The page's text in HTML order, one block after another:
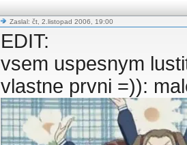
Zaslal: čt, 2.listopad 2006, 19:00
EDIT:
vsem uspesnym
vlastne prvni =)):